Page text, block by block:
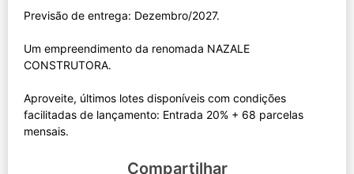
Previsão de entrega: Dezembro/2027.
Um empreendimento da renomada NAZALE
CONSTRUTORA.
Aproveite, últimos lotes disponíveis com condições
facilitadas de lançamento: Entrada 20% + 68 parcelas
Compartilhar